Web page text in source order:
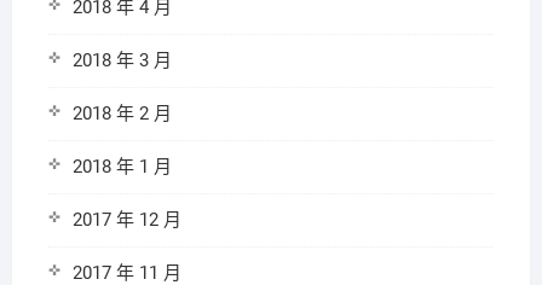
2018 年 4 月
2018 年 3 月
2018 年 2 月
2018 年 1 月
2017 年 12 月
2017 年 11 月